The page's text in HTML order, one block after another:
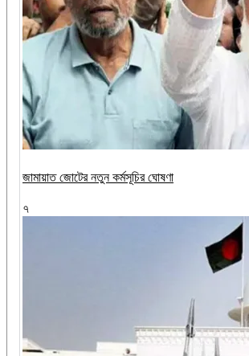
জামায়াত জোটের নতুন কর্মসূচির ঘোষণা
৭